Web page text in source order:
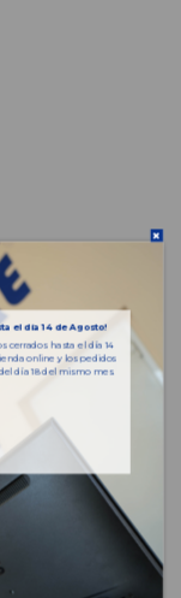
el día 14 de Agosto!
cerrados hasta el día 14
online y los pedidos
día 18 del mismo mes.